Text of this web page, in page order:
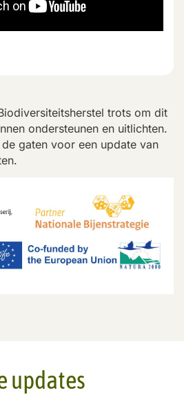
trots om dit
ondersteunen en uitlichten.
gaten voor een update van
updates